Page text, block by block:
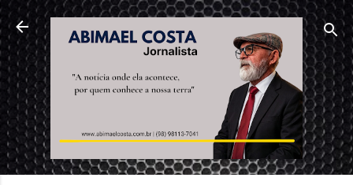
Pular para o conteúdo principal